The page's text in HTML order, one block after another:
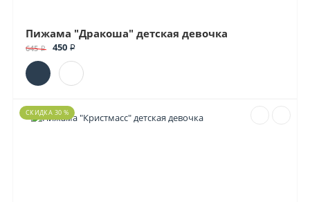
Пижама "Дракоша" детская девочка
645 ₽ 450 ₽
СКИДКА 30 %